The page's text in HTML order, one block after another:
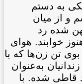
به دستم
و از ميان
شده رد
خوابند. هوای
بوی تن زن‌ها که با
به‌عنوان
قاطی شده. با